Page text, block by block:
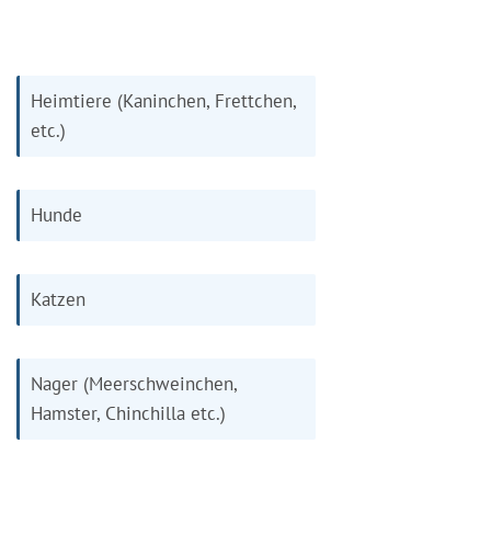
Heimtiere (Kaninchen, Frettchen,
etc.)
Hunde
Katzen
Nager (Meerschweinchen,
Hamster, Chinchilla etc.)